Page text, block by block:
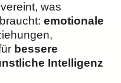
vereint, was
emotionale
bessere
Intelligenz